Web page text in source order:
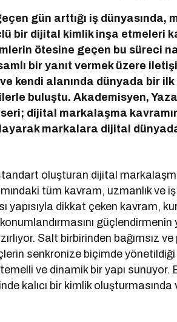
gün arttığı iş dünyasında,
bir dijital kimlik inşa etmeleri
ötesine geçen bu süreci
bir yanıt vermek üzere
kendi alanında dünyada bir ilk
buluştu. Akademisyen,
seri; dijital markalaşma
markalara dijital
oluşturan dijital
tüm kavram, uzmanlık ve
yapısıyla dikkat çeken kavram,
güçlendirmenin
Salt birbirinden bağımsız ve
senkronize biçimde
ve dinamik bir yapı sunuyor.
kalıcı bir kimlik oluşturmasında